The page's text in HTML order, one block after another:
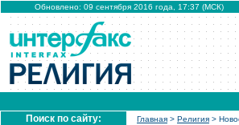
Обновлено: 09 сентября 2016 года, 17:37 (МСК)
Поиск по сайту: Главная > Религия >